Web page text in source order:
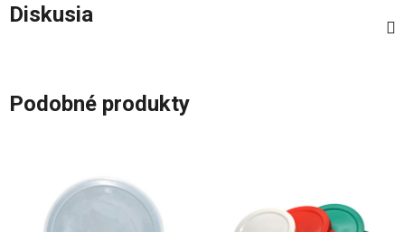
Diskusia
Podobné produkty